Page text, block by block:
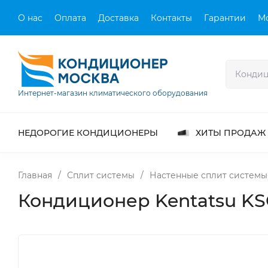
О нас Оплата Доставка Контакты Гарантии
Интернет-магазин климатического оборудования
НЕДОРОГИЕ КОНДИЦИОНЕРЫ ХИТЫ ПРОДАЖ
Главная / Сплит системы / Настенные сплит системы
Кондиционер Kentatsu